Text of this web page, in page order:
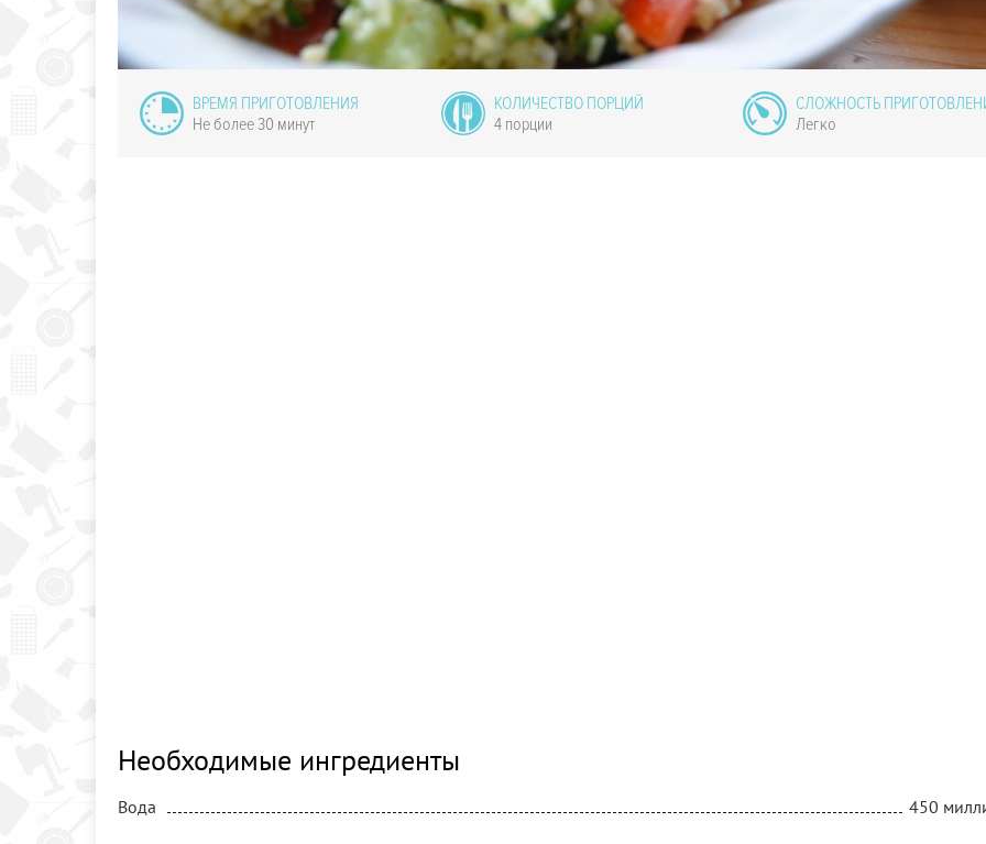
ВРЕМЯ ПРИГОТОВЛЕНИЯ
Не более 30 минут
КОЛИЧЕСТВО ПОРЦИЙ
4 порции
СЛОЖНОСТЬ
Легко
Необходимые ингредиенты
Вода 450